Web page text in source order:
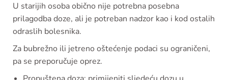
U starijih osoba obično nije potrebna posebna
prilagodba doze, ali je potreban nadzor kao i kod ostalih
odraslih bolesnika.
Za bubrežno ili jetreno oštećenje podaci su ograničeni,
pa se preporučuje oprez.